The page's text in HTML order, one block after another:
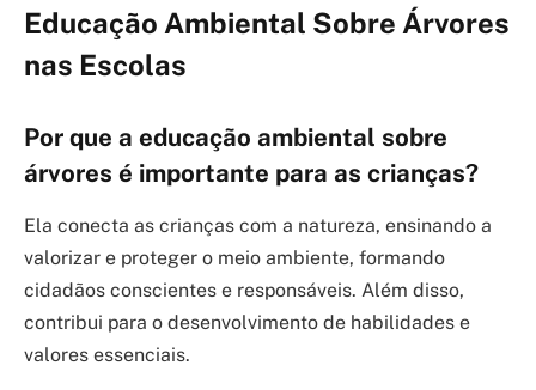
Educação Ambiental Sobre Árvores
nas Escolas
Por que a educação ambiental sobre
árvores é importante para as crianças?
Ela conecta as crianças com a natureza, ensinando a
valorizar e proteger o meio ambiente, formando
cidadãos conscientes e responsáveis. Além disso,
contribui para o desenvolvimento de habilidades e
valores essenciais.